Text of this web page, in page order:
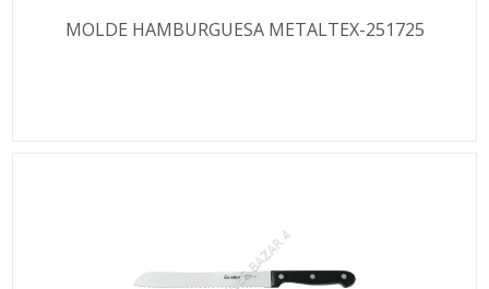
MOLDE HAMBURGUESA METALTEX-251725